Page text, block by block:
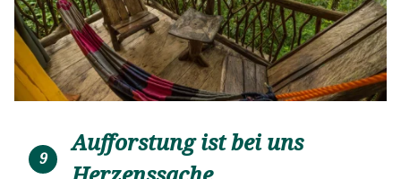
9
Aufforstung ist bei uns